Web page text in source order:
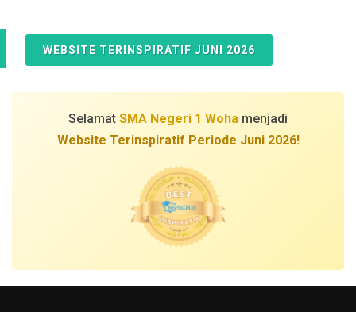
WEBSITE TERINSPIRATIF JUNI 2026
Selamat SMA Negeri 1 Woha menjadi
Website Terinspiratif Periode Juni 2026!